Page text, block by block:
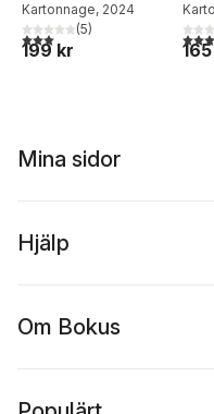
Eriksson,Martin
Svensson
Kartonnage, 2024
3,0utav 5 stjärnor. Totalt antal
(5)
199 kr
4,7
Mina sidor
Hjälp
Om Bokus